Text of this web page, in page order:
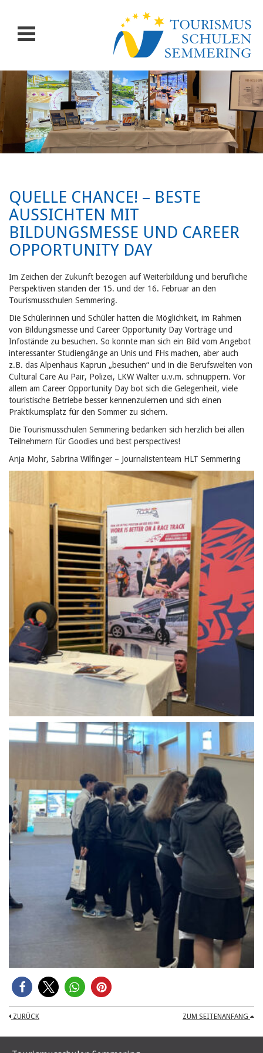
QUELLE CHANCE! – BESTE
AUSSICHTEN MIT
BILDUNGSMESSE UND CAREER
OPPORTUNITY DAY
Im Zeichen der Zukunft bezogen auf Weiterbildung und berufliche
Perspektiven standen der 15. und der 16. Februar an den
Tourismusschulen Semmering.
Die Schülerinnen und Schüler hatten die Möglichkeit, im Rahmen
von Bildungsmesse und Career Opportunity Day Vorträge und
Infostände zu besuchen. So konnte man sich ein Bild vom Angebot
interessanter Studiengänge an Unis und FHs machen, aber auch
z.B. das Alpenhaus Kaprun „besuchen“ und in die Berufswelten von
Cultural Care Au Pair, Polizei, LKW Walter u.v.m. schnuppern. Vor
allem am Career Opportunity Day bot sich die Gelegenheit, viele
touristische Betriebe besser kennenzulernen und sich einen
Praktikumsplatz für den Sommer zu sichern.
Die Tourismusschulen Semmering bedanken sich herzlich bei allen
Teilnehmern für Goodies und best perspectives!
Anja Mohr, Sabrina Wilfinger – Journalistenteam HLT Semmering
ZURÜCK ZUM SEITENANFANG